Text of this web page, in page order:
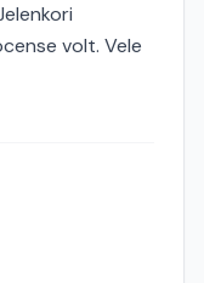
volt. Vele